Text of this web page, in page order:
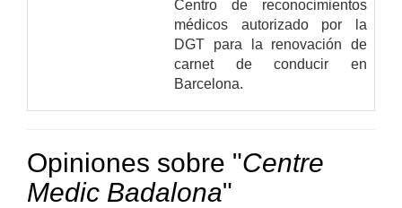
Centro de reconocimientos
médicos autorizado por la
DGT para la renovación de
carnet de conducir en
Barcelona.
Opiniones sobre "Centre
Medic Badalona"